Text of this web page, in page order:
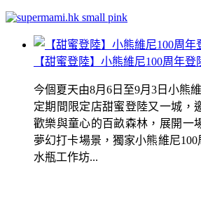
【甜蜜登陸】小熊維尼100周年登
今個夏天由8月6日至9月3日小熊
定期間限定店甜蜜登陸又一城，
歡樂與童心的百畝森林，展開一
夢幻打卡場景，獨家小熊維尼
水瓶工作坊...